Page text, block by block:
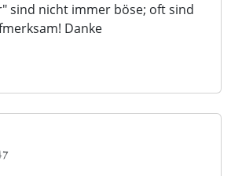
sind nicht immer böse; oft sind
Danke